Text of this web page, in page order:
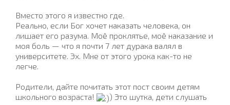
Вместо этого я известно где.
Реально, если Бог хочет наказать человека, он
лишает его разума. Моё проклятье, моё наказание и
моя боль — что я почти 7 лет дурака валял в
университете. Эх. Мне от этого урока как-то не
легче.
Родители, дайте почитать этот пост своим детям
школьного возраста!
) Это шутка, дети слушать